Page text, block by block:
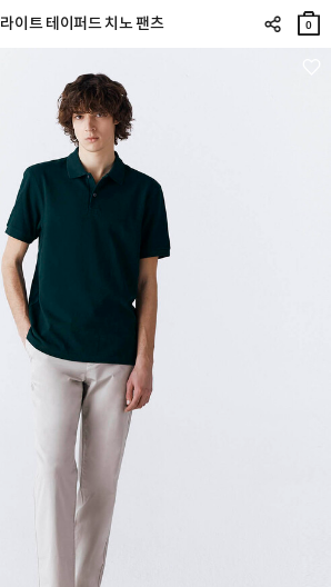
라이트 테이퍼드 치노 팬츠
장바
구니
0